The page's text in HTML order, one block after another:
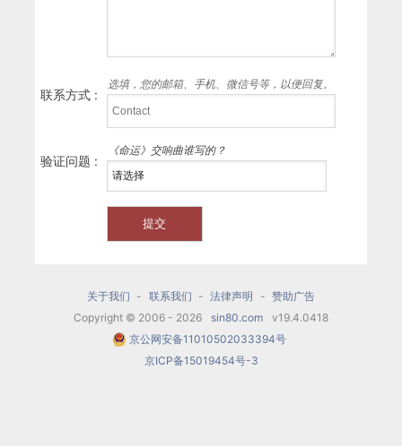
联系方式 :
选填，您的邮箱、手机、微信号等，以便回复。
验证问题 :
《命运》交响曲谁写的？
关于我们 - 联系我们 - 法律声明 - 赞助广告
Copyright © 2006 - 2026
sin80.com
v19.4.0418
京公网安备11010502033394号
京ICP备15019454号-3